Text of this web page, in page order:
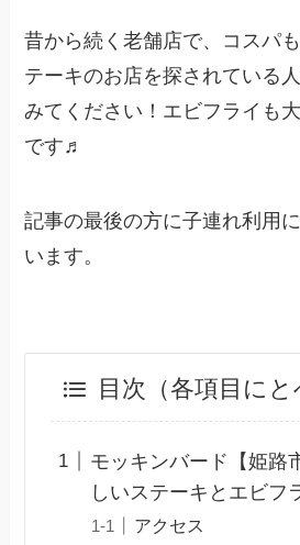
昔から続く老舗店で、コスパ
テーキのお店を探されている
みてください！エビフライも
です♬
記事の最後の方に子連れ利用
います。
目次（各項目にと
モッキンバード【姫路
しいステーキとエビフ
アクセス